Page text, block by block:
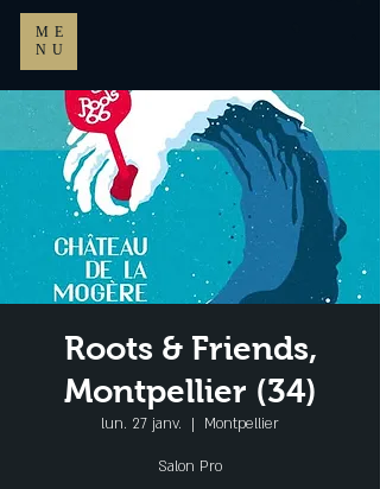
ME
NU
Roots & Friends,
Montpellier (34)
lun. 27 janv.
  |
Montpellier
Salon Pro